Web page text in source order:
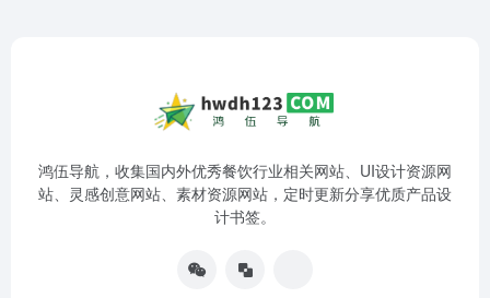
鸿伍导航，收集国内外优秀餐饮行业相关网站、UI设计资源网
站、灵感创意网站、素材资源网站，定时更新分享优质产品设
计书签。